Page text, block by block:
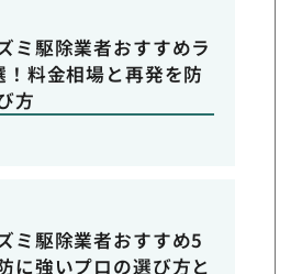
ミ駆除業者おすすめラ
！料金相場と再発を防
方
ミ駆除業者おすすめ5
に強いプロの選び方と